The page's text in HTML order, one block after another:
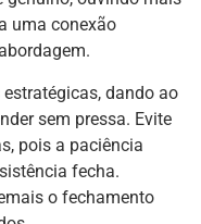
uma conexão
dando ao
sem pressa. Evite
pois a paciência
fecha.
o fechamento